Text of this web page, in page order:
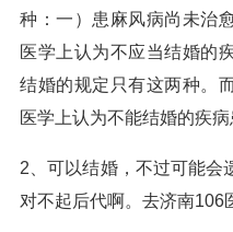
种：一）患麻风病尚未治
医学上认为不应当结婚的
结婚的规定只有这两种。
医学上认为不能结婚的疾病
2、可以结婚，不过可能会
对不起后代啊。去济南106